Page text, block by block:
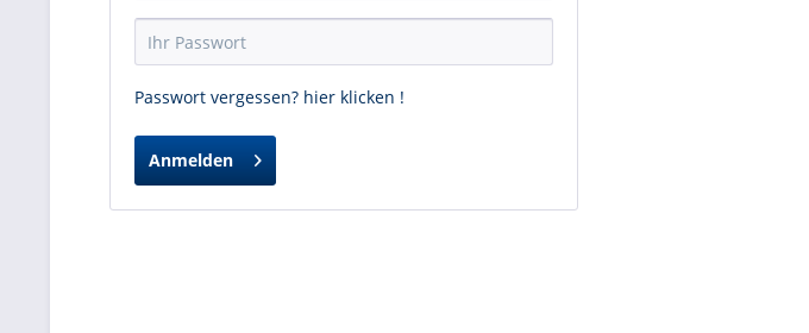
Passwort vergessen? hier klicken !
Anmelden